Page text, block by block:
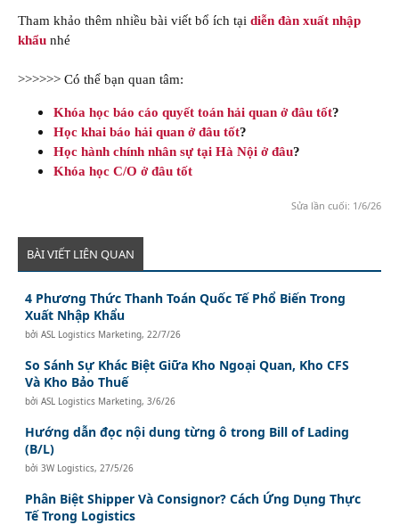
Tham khảo thêm nhiều bài viết bổ ích tại diễn đàn xuất nhập
khẩu nhé
>>>>>> Có thể bạn quan tâm:
Khóa học báo cáo quyết toán hải quan ở đâu tốt?
Học khai báo hải quan ở đâu tốt?
Học hành chính nhân sự tại Hà Nội ở đâu?
Khóa học C/O ở đâu tốt
Sửa lần cuối: 1/6/26
BÀI VIẾT LIÊN QUAN
4 Phương Thức Thanh Toán Quốc Tế Phổ Biến Trong
Xuất Nhập Khẩu
bởiASL Logistics Marketing,22/7/26
So Sánh Sự Khác Biệt Giữa Kho Ngoại Quan, Kho CFS
Và Kho Bảo Thuế
bởiASL Logistics Marketing,3/6/26
Hướng dẫn đọc nội dung từng ô trong Bill of Lading
(B/L)
bởi3W Logistics,27/5/26
Phân Biệt Shipper Và Consignor? Cách Ứng Dụng Thực
Tế Trong Logistics